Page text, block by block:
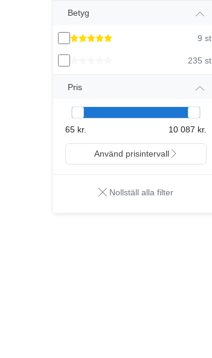
Betyg
9 st.
235 st.
Pris
65 kr. 10 087 kr.
Använd prisintervall
Nollställ alla filter